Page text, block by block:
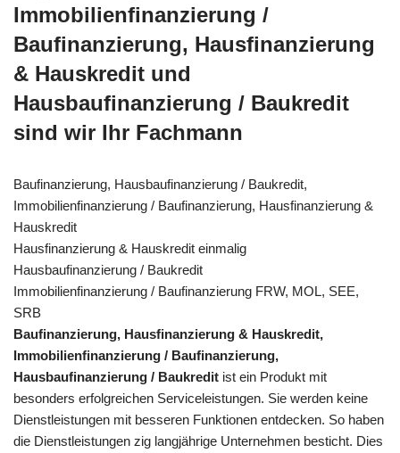
Immobilienfinanzierung /
Baufinanzierung, Hausfinanzierung
& Hauskredit und
Hausbaufinanzierung / Baukredit
sind wir Ihr Fachmann
Baufinanzierung, Hausbaufinanzierung / Baukredit,
Immobilienfinanzierung / Baufinanzierung, Hausfinanzierung &
Hauskredit
Hausfinanzierung & Hauskredit einmalig
Hausbaufinanzierung / Baukredit
Immobilienfinanzierung / Baufinanzierung FRW, MOL, SEE,
SRB
Baufinanzierung, Hausfinanzierung & Hauskredit,
Immobilienfinanzierung / Baufinanzierung,
Hausbaufinanzierung / Baukredit ist ein Produkt mit
besonders erfolgreichen Serviceleistungen. Sie werden keine
Dienstleistungen mit besseren Funktionen entdecken. So haben
die Dienstleistungen zig langjährige Unternehmen besticht. Dies